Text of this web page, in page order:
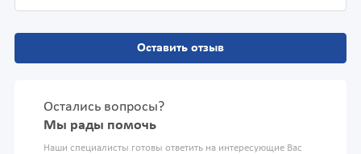
Оставить отзыв
Остались вопросы?
Мы рады помочь
Наши специалисты готовы ответить на интересующие Вас